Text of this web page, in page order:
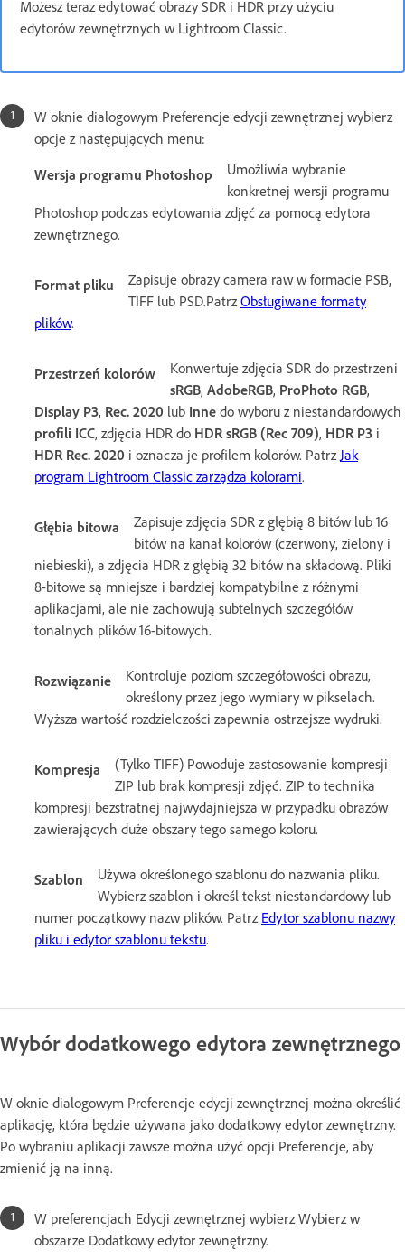
Możesz teraz edytować obrazy SDR i HDR przy użyciu
edytorów zewnętrznych w Lightroom Classic.
W oknie dialogowym Preferencje edycji zewnętrznej wybierz
opcje z następujących menu:
Wersja programu Photoshop
Umożliwia wybranie
konkretnej wersji programu
Photoshop podczas edytowania zdjęć za pomocą edytora
zewnętrznego.
Format pliku
Zapisuje obrazy camera raw w formacie PSB,
TIFF lub PSD.Patrz Obsługiwane formaty
plików.
Przestrzeń kolorów
Konwertuje zdjęcia SDR do przestrzeni
sRGB, AdobeRGB, ProPhoto RGB,
Display P3, Rec. 2020 lub Inne do wyboru z niestandardowych
profili ICC, zdjęcia HDR do HDR sRGB (Rec 709), HDR P3 i
HDR Rec. 2020 i oznacza je profilem kolorów. Patrz Jak
program Lightroom Classic zarządza kolorami.
Głębia bitowa
Zapisuje zdjęcia SDR z głębią 8 bitów lub 16
bitów na kanał kolorów (czerwony, zielony i
niebieski), a zdjęcia HDR z głębią 32 bitów na składową. Pliki
8-bitowe są mniejsze i bardziej kompatybilne z różnymi
aplikacjami, ale nie zachowują subtelnych szczegółów
tonalnych plików 16-bitowych.
Rozwiązanie
Kontroluje poziom szczegółowości obrazu,
określony przez jego wymiary w pikselach.
Wyższa wartość rozdzielczości zapewnia ostrzejsze wydruki.
Kompresja
(Tylko TIFF) Powoduje zastosowanie kompresji
ZIP lub brak kompresji zdjęć. ZIP to technika
kompresji bezstratnej najwydajniejsza w przypadku obrazów
zawierających duże obszary tego samego koloru.
Szablon
Używa określonego szablonu do nazwania pliku.
Wybierz szablon i określ tekst niestandardowy lub
numer początkowy nazw plików. Patrz Edytor szablonu nazwy
pliku i edytor szablonu tekstu.
Wybór dodatkowego edytora zewnętrznego
W oknie dialogowym Preferencje edycji zewnętrznej można określić
aplikację, która będzie używana jako dodatkowy edytor zewnętrzny.
Po wybraniu aplikacji zawsze można użyć opcji Preferencje, aby
zmienić ją na inną.
W preferencjach Edycji zewnętrznej wybierz Wybierz w
obszarze Dodatkowy edytor zewnętrzny.